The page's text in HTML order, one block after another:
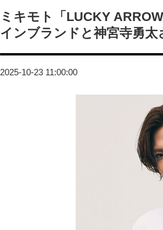
ミキモト「LUCKY
インブランドと神宮寺勇
2025-10-23 11:00:00